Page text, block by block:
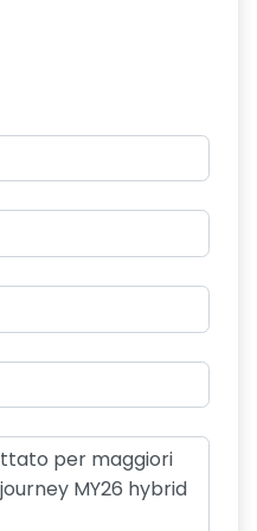
anabbaglianti
da 7"
di cambiamento
di rete
al veicolo